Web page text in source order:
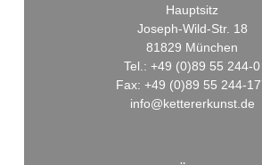
Hauptsitz
Joseph-Wild-Str. 18
81829 München
Tel.: +49 (0)89 55 244-0
Fax: +49 (0)89 55 244-
info@kettererkunst.de